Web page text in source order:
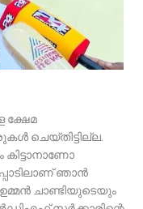
ക്ഷേമ
ചെയ്തിട്ടില്ല.
ഞാൻ
ചാണ്ടിയുടെയും